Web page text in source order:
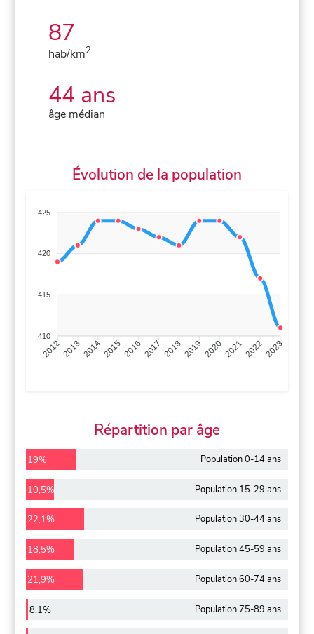
87
hab/km2
44 ans
âge médian
Évolution de la population
425
420
415
410
201220132014201520162017 20182019 2020202120222023
Répartition par âge
19% Population 0-14 ans
10,5% Population 15-29 ans
22,1% Population 30-44 ans
18,5% Population 45-59 ans
21,9% Population 60-74 ans
8,1% Population 75-89 ans